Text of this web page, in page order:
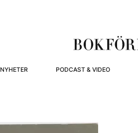
NYHETER PODCAST & VIDEO